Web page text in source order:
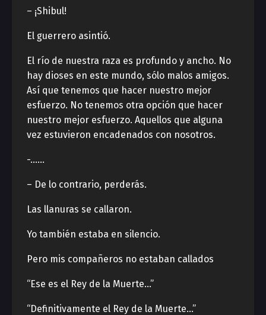
– ¡Shibul!
El guerrero asintió.
El río de nuestra raza es profundo y ancho. No
hay dioses en este mundo, sólo malos amigos.
Así que tenemos que hacer nuestro mejor
esfuerzo. No tenemos otra opción que hacer
nuestro mejor esfuerzo. Aquellos que alguna
vez estuvieron encadenados con nosotros.
-……
– De lo contrario, perderás.
Las llanuras se callaron.
Yo también estaba en silencio.
Pero mis compañeros no estaban callados
“Ese es el Rey de la Muerte…”
“Definitivamente el Rey de la Muerte…”